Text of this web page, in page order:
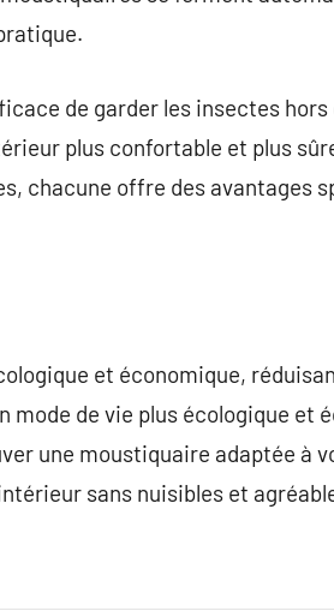
de garder les insectes hors
plus confortable et plus
chacune offre des avantages
et économique,
de vie plus écologique et
une moustiquaire adaptée à
sans nuisibles et